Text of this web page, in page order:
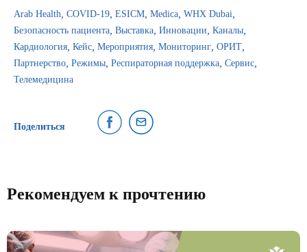
Arab Health COVID-19 ESICM Medica WHX Dubai
Безопасность пациента Выставка Инновации Каналы
Кардиология Кейс Мероприятия Мониторинг ОРИТ
Партнерство Режимы Респираторная поддержка Сервис
Телемедицина
Поделиться
Рекомендуем к прочтению